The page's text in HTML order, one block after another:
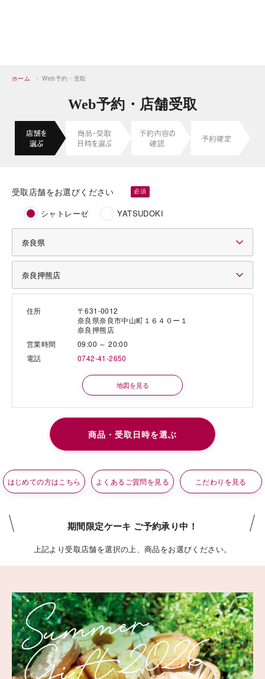
ホーム > Web予約・受取
Web予約・店舗受取
受取店舗をお選びください
シャトレーゼ YATSUDOKI
住所
〒631-0012
奈良県奈良市中山町１６４０ー１
奈良押熊店
営業時間
09:00 ～ 20:00
電話
0742-41-2650
地図を見る
はじめての方はこちら よくあるご質問を見る こだわりを見る
期間限定ケーキ ご予約承り中！
上記より受取店舗を選択の上、商品をお選びください。